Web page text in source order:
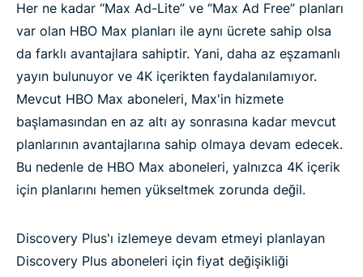
Her ne kadar “Max Ad-Lite” ve “Max Ad Free” planları
var olan HBO Max planları ile aynı ücrete sahip olsa
da farklı avantajlara sahiptir. Yani, daha az eşzamanlı
yayın bulunuyor ve 4K içerikten faydalanılamıyor.
Mevcut HBO Max aboneleri, Max'in hizmete
başlamasından en az altı ay sonrasına kadar mevcut
planlarının avantajlarına sahip olmaya devam edecek.
Bu nedenle de HBO Max aboneleri, yalnızca 4K içerik
için planlarını hemen yükseltmek zorunda değil.
Discovery Plus'ı izlemeye devam etmeyi planlayan
Discovery Plus aboneleri için fiyat değişikliği